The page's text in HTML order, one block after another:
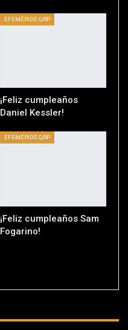
EFEMÉRIDE QRP
¡Feliz cumpleaños
Daniel Kessler!
EFEMÉRIDE QRP
¡Feliz cumpleaños Sam
Fogarino!